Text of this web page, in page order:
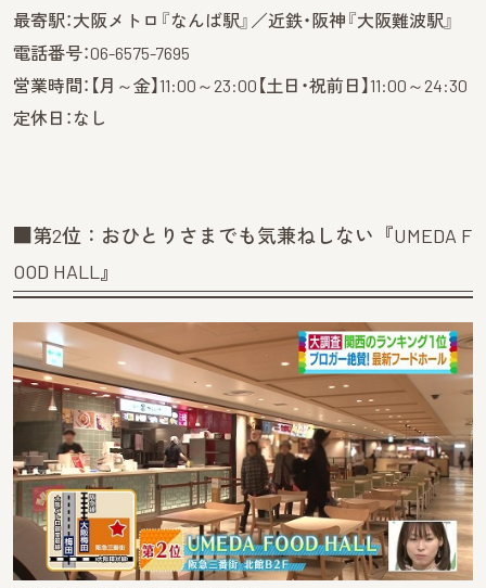
最寄駅：大阪メトロ『なんば駅』／近鉄・阪神『大阪難波駅』
電話番号：06-6575-7695
営業時間：【月～金】11:00～23:00【土日・祝前日】11:00～24:30
定休日：なし
■第2位：おひとりさまでも気兼ねしない『UMEDA F
OOD HALL』